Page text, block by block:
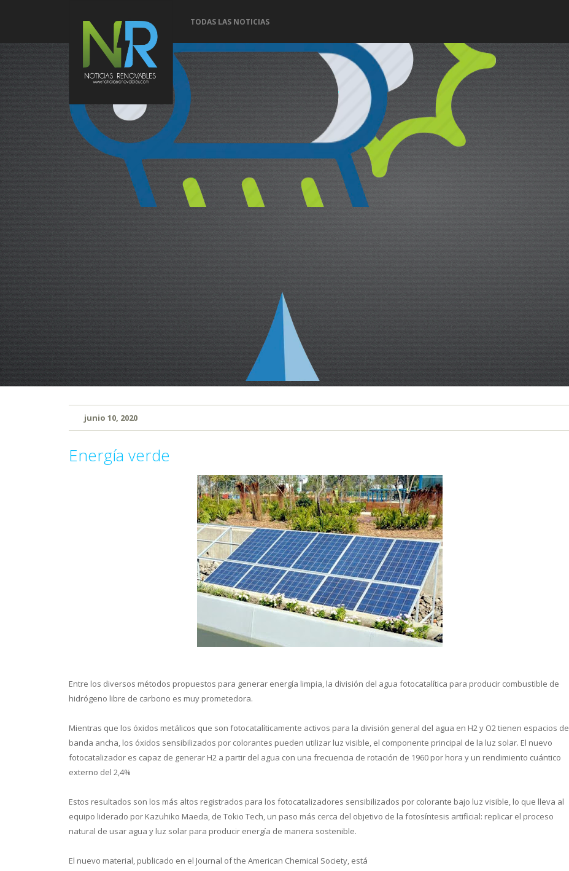
TODAS LAS NOTICIAS
Conoce que tan sana es el agua en tu casa
junio 10, 2020
Energía verde
Entre los diversos métodos propuestos para generar energía limpia, la división del agua fotocatalítica para producir combustible de
hidrógeno libre de carbono es muy prometedora.
Mientras que los óxidos metálicos que son fotocatalíticamente activos para la división general del agua en H2 y O2 tienen espacios de
banda ancha, los óxidos sensibilizados por colorantes pueden utilizar luz visible, el componente principal de la luz solar. El nuevo
fotocatalizador es capaz de generar H2 a partir del agua con una frecuencia de rotación de 1960 por hora y un rendimiento cuántico
externo del 2,4%
Estos resultados son los más altos registrados para los fotocatalizadores sensibilizados por colorante bajo luz visible, lo que lleva al
equipo liderado por Kazuhiko Maeda, de Tokio Tech, un paso más cerca del objetivo de la fotosíntesis artificial: replicar el proceso
natural de usar agua y luz solar para producir energía de manera sostenible.
El nuevo material, publicado en el Journal of the American Chemical Society, está